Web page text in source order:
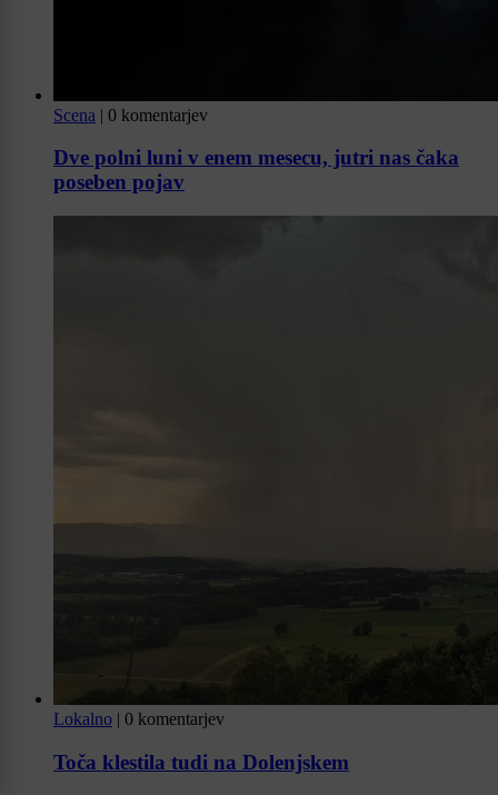
Scena | 0 komentarjev
Dve polni luni v enem mesecu, jutri nas čaka
poseben pojav
Lokalno | 0 komentarjev
Toča klestila tudi na Dolenjskem